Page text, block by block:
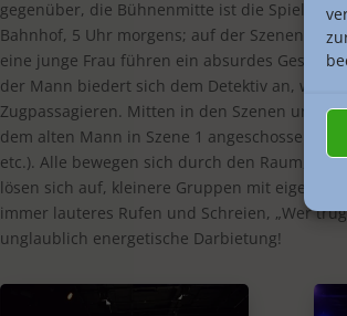
gegenüber, die Bühnenmitte ist die
Bahnhof, 5 Uhr morgens; auf der
eine junge Frau führen ein absurdes
der Mann bie­dert sich dem Detektiv an, wird
Zugpassagieren. Mitten in den Szenen
dem alten Mann in Szene 1 angeschossen
etc.). Alle bewegen sich durch den Raum,
lösen sich auf, kleinere Grup­pen mit eigenen
immer lauteres Rufen und Schreien, „Wer
unglaublich energetische Darbietung!